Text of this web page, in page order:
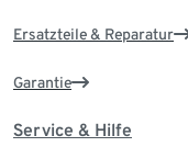
Ersatzteile & Reparatur
Garantie
Service & Hilfe